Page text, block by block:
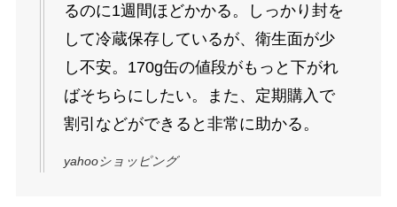
るのに1週間ほどかかる。しっかり封を
して冷蔵保存しているが、衛生面が少
し不安。170g缶の値段がもっと下がれ
ばそちらにしたい。また、定期購入で
割引などができると非常に助かる。
yahooショッピング